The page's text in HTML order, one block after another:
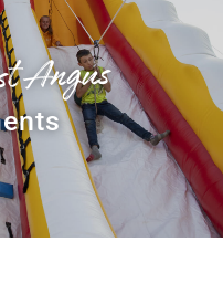
Angus